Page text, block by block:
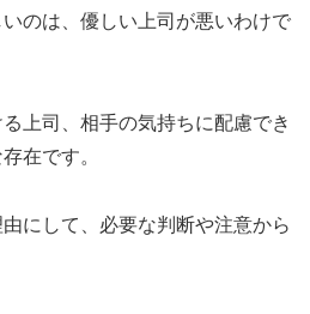
のは、優しい上司が悪いわけで
上司、相手の気持ちに配慮でき
在です。
にして、必要な判断や注意から